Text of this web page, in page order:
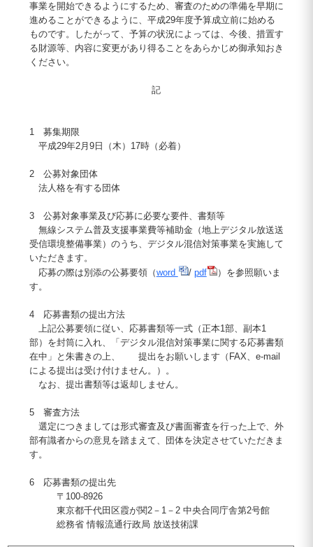
事業を開始できるようにするため、審査のための準備を早期に
進めることができるように、平成29年度予算成立前に始める
ものです。したがって、予算の状況によっては、今後、措置す
る財源等、内容に変更があり得ることをあらかじめ御承知おき
ください。
記
1 募集期限
平成29年2月9日（木）17時（必着）
2 公募対象団体
法人格を有する団体
3 公募対象事業及び応募に必要な要件、書類等
無線システム普及支援事業費等補助金（地上デジタル放送送
受信環境整備事業）のうち、デジタル混信対策事業を実施して
いただきます。
応募の際は別添の公募要領（word / pdf
）を参照願いま
す。
4 応募書類の提出方法
上記公募要領に従い、応募書類等一式（正本1部、副本1
部）を封筒に入れ、「デジタル混信対策事業に関する応募書類
在中」と朱書きの上、 提出をお願いします（FAX、e-mail
による提出は受け付けません。）。
なお、提出書類等は返却しません。
5 審査方法
選定につきましては形式審査及び書面審査を行った上で、外
部有識者からの意見を踏まえて、団体を決定させていただきま
す。
6 応募書類の提出先
〒100-8926
東京都千代田区霞が関2－1－2 中央合同庁舎第2号館
総務省 情報流通行政局 放送技術課